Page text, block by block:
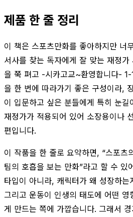
제품 한 줄 정리
이 책은 스포츠만화를 좋아하지만 너
서사를 찾는 독자에게 잘 맞는 재정
을 쭉 펴고 -시카고교~환영합니다-
을 한 번에 따라가기 좋은 구성이라,
이 입문하고 싶은 분들에게 특히 눈길
재정가가 적용되어 있어 소장용이나
편입니다.
이 작품을 한 줄로 요약하면, “스포츠
팀의 호흡을 보는 만화”라고 할 수 있
타입이 아니라, 캐릭터가 왜 성장하
그리고 운동이 인생의 태도에 어떤 영
게 만드는 쪽에 가깝습니다. 그래서